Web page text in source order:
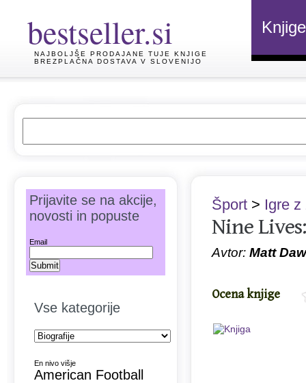
bestseller.si
NAJBOLJŠE PRODAJANE TUJE KNJIGE
BREZPLAČNA DOSTAVA V SLOVENIJO
Knjige
Šport > Igre z
Nine
Avtor: Matt
Ocena knjige
Prijavite se na akcije,
novosti in popuste
Email
Vse kategorije
En nivo višje
American Football